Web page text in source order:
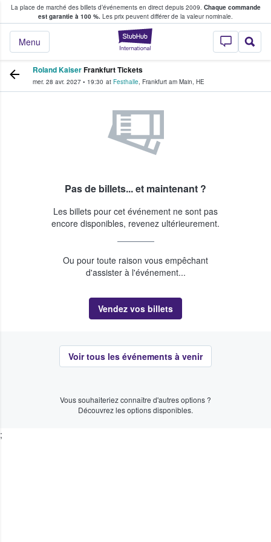
La place de marché des billets d’événements en direct depuis 2009. Chaque commande
est garantie à 100 %. Les prix peuvent différer de la valeur nominale.
StubHub - Où
Menu
fans achètent et vendent des billets
Roland KaiserFrankfurt Tickets
mer. 28 avr. 2027 • 19:30 at Festhalle, Frankfurt am Main, HE
Pas de billets... et maintenant ?
Les billets pour cet événement ne sont pas
encore disponibles, revenez ultérieurement.
Ou pour toute raison vous empêchant
d'assister à l'événement...
Vendez vos billets
Voir tous les événements à venir
Vous souhaiteriez connaître d'autres options ?
Découvrez les options disponibles.
;